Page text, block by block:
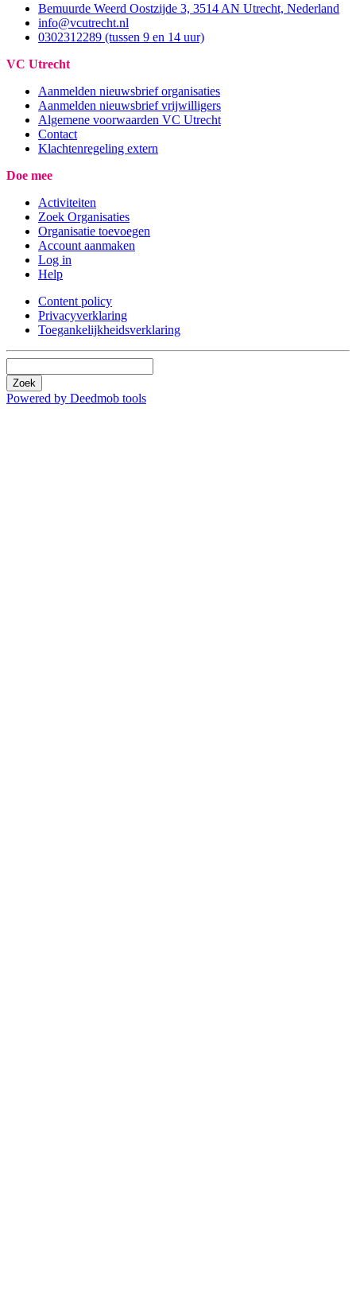
Bemuurde Weerd Oostzijde 3, 3514 AN Utrecht, Nederland
info@vcutrecht.nl
0302312289 (tussen 9 en 14 uur)
VC Utrecht
Aanmelden nieuwsbrief organisaties
Aanmelden nieuwsbrief vrijwilligers
Algemene voorwaarden VC Utrecht
Contact
Klachtenregeling extern
Doe mee
Activiteiten
Zoek Organisaties
Organisatie toevoegen
Account aanmaken
Log in
Help
Content policy
Privacyverklaring
Toegankelijkheidsverklaring
Zoek
Powered by Deedmob tools